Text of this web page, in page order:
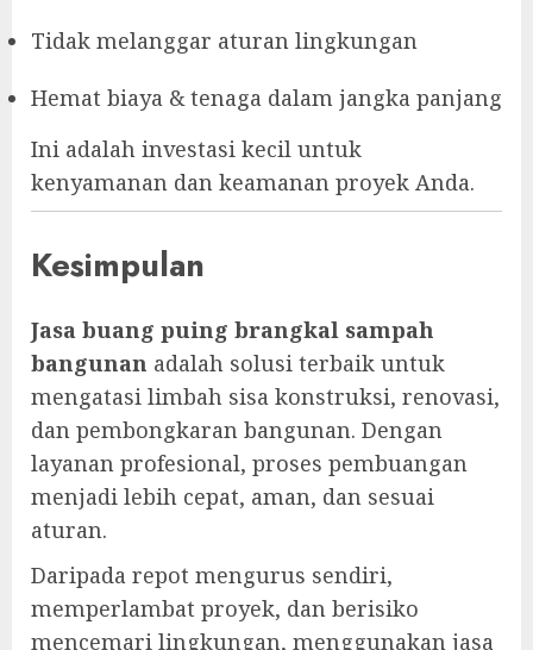
Tidak melanggar aturan lingkungan
Hemat biaya & tenaga dalam jangka panjang
Ini adalah investasi kecil untuk
kenyamanan dan keamanan proyek Anda.
Kesimpulan
Jasa buang puing brangkal sampah
bangunan adalah solusi terbaik untuk
mengatasi limbah sisa konstruksi, renovasi,
dan pembongkaran bangunan. Dengan
layanan profesional, proses pembuangan
menjadi lebih cepat, aman, dan sesuai
aturan.
Daripada repot mengurus sendiri,
memperlambat proyek, dan berisiko
mencemari lingkungan, menggunakan jasa